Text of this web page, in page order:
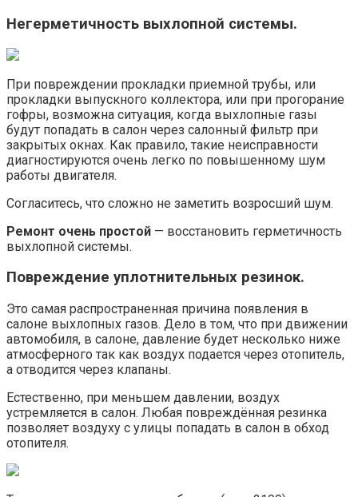
Негерметичность выхлопной системы.
При повреждении прокладки приемной трубы, или
прокладки выпускного коллектора, или при прогорание
гофры, возможна ситуация, когда выхлопные газы
будут попадать в салон через салонный фильтр при
закрытых окнах. Как правило, такие неисправности
диагностируются очень легко по повышенному шум
работы двигателя.
Согласитесь, что сложно не заметить возросший шум.
Ремонт очень простой — восстановить герметичность
выхлопной системы.
Повреждение уплотнительных резинок.
Это самая распространенная причина появления в
салоне выхлопных газов. Дело в том, что при движении
автомобиля, в салоне, давление будет несколько ниже
атмосферного так как воздух подается через отопитель,
а отводится через клапаны.
Естественно, при меньшем давлении, воздух
устремляется в салон. Любая повреждённая резинка
позволяет воздуху с улицы попадать в салон в обход
отопителя.